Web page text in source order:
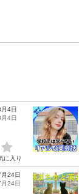
4日
4日
に入り
24日
24日